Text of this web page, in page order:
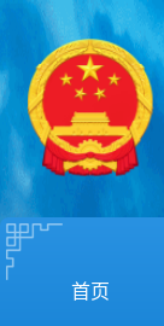
首页